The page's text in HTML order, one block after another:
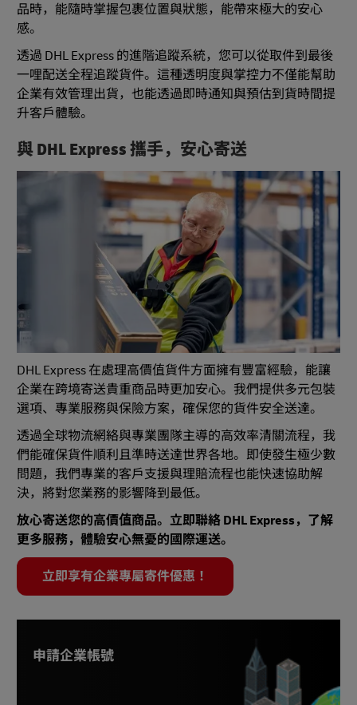
品時，能隨時掌握包裹位置與狀態，能帶來極大的安心
感。
透過 DHL Express 的進階追蹤系統，您可以從取件到最後
一哩配送全程追蹤貨件。這種透明度與掌控力不僅能幫助
企業有效管理出貨，也能透過即時通知與預估到貨時間提
升客戶體驗。
與 DHL Express 攜手，安心寄送
DHL Express 在處理高價值貨件方面擁有豐富經驗，能讓
企業在跨境寄送貴重商品時更加安心。我們提供多元包裝
選項、專業服務與保險方案，確保您的貨件安全送達。
透過全球物流網絡與專業團隊主導的高效率清關流程，我
們能確保貨件順利且準時送達世界各地。即使發生極少數
問題，我們專業的客戶支援與理賠流程也能快速協助解
決，將對您業務的影響降到最低。
放心寄送您的高價值商品。立即聯絡 DHL Express，了解
更多服務，體驗安心無憂的國際運送。
立即享有企業專屬寄件優惠！
申請企業帳號